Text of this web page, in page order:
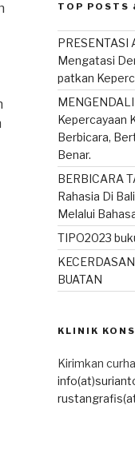
TOP POSTS
PRESENTASI
Mengatasi
patkan
Kepercayaan
Berbicara,
Benar.
BERBICARA
Rahasia Di
Melalui
TIPO2023
BUATAN
KLINIK
Kirimkan